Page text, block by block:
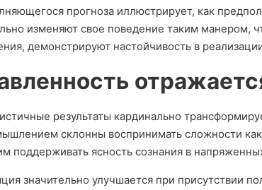
прогноза иллюстрирует, как
изменяют свое поведение таким манером,
демонстрируют настойчивость в
результаты кардинально
склонны воспринимать сложности
поддерживать ясность сознания в
значительно улучшается при присутствии